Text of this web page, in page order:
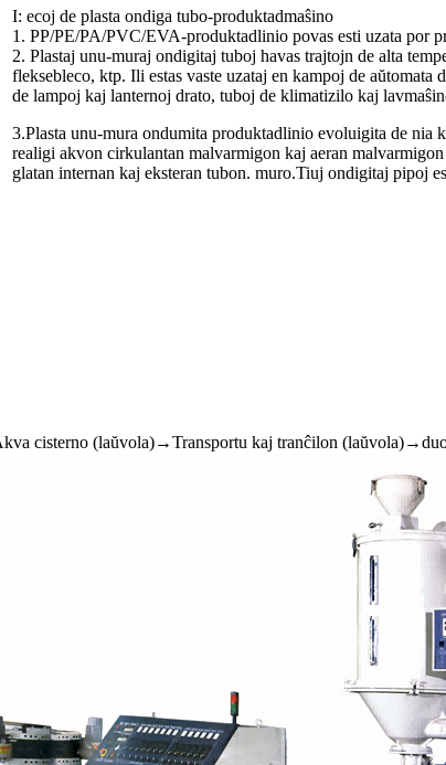
I: ecoj de plasta ondiga tubo-produktadmaŝino
1. PP/PE/PA/PVC/EVA-produktadlinio povas esti uzata por
2. Plastaj unu-muraj ondigitaj tuboj havas trajtojn de alta
fleksebleco, ktp. Ili estas vaste uzataj en kampoj de
de lampoj kaj lanternoj drato, tuboj de klimatizilo kaj
3.Plasta unu-mura ondumita produktadlinio evoluigita de
realigi akvon cirkulantan malvarmigon kaj aeran
glatan internan kaj eksteran tubon. muro.Tiuj ondigitaj pipoj
cisterno (laŭvola)→Transportu kaj tranĉilon